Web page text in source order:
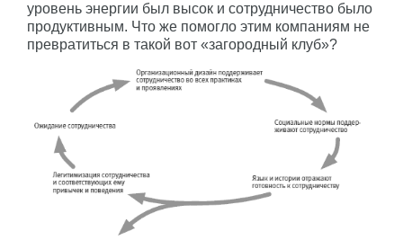
уровень энергии был высок и сотрудничество было
продуктивным. Что же помогло этим компаниям не
превратиться в такой вот «загородный клуб»?